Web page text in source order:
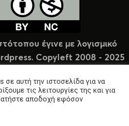
έγινε με λογισμικό
Copyleft 2008 - 2025
αυτή την ιστοσελίδα για να
τις λειτουργίες της και για
αποδοχή εφόσον